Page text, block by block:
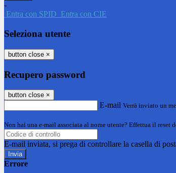
-
Entra con SPID Entra con CIE
Seleziona utente
button close ×
Recupero password
button close ×
E-mail Verrà inviato un
Non hai una e-mail associata al nome utente? Effettua il reset
E-mail inviata, si prega di controllare la casella di
Errore